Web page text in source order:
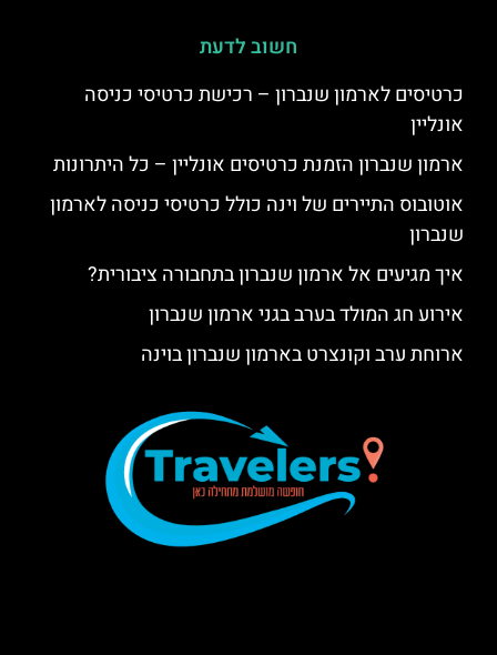
חשוב לדעת
כרטיסים לארמון שנברון – רכישת כרטיסי כניסה
אונליין
ארמון שנברון הזמנת כרטיסים אונליין – כל היתרונות
אוטובוס התיירים של וינה כולל כרטיסי כניסה לארמון
שנברון
איך מגיעים אל ארמון שנברון בתחבורה ציבורית?
אירוע חג המולד בערב בגני ארמון שנברון
ארוחת ערב וקונצרט בארמון שנברון בוינה